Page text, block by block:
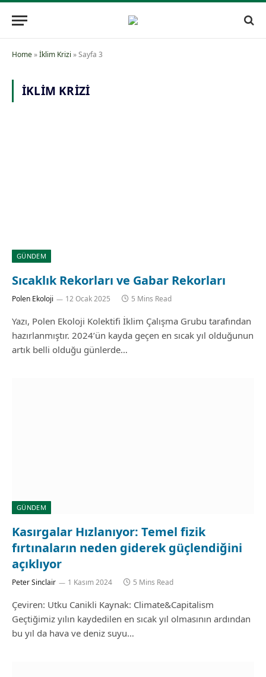
Home»İklim Krizi »Sayfa 3
İKLIM KRIZI
GÜNDEM
Sıcaklık Rekorları ve Gabar Rekorları
Polen Ekoloji 12 Ocak 2025 5 Mins Read
Yazı, Polen Ekoloji Kolektifi İklim Çalışma Grubu tarafından
hazırlanmıştır. 2024’ün kayda geçen en sıcak yıl olduğunun
artık belli olduğu günlerde…
GÜNDEM
Kasırgalar Hızlanıyor: Temel fizik
fırtınaların neden giderek güçlendiğini
açıklıyor
Peter Sinclair 1 Kasım 2024 5 Mins Read
Çeviren: Utku Canikli Kaynak: Climate&Capitalism
Geçtiğimiz yılın kaydedilen en sıcak yıl olmasının ardından
bu yıl da hava ve deniz suyu…